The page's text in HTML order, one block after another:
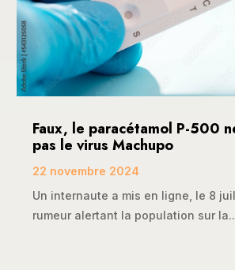
Faux, le paracétamol P-500
pas le virus Machupo
22 novembre 2024
Un internaute a mis en ligne, le 8
rumeur alertant la population sur